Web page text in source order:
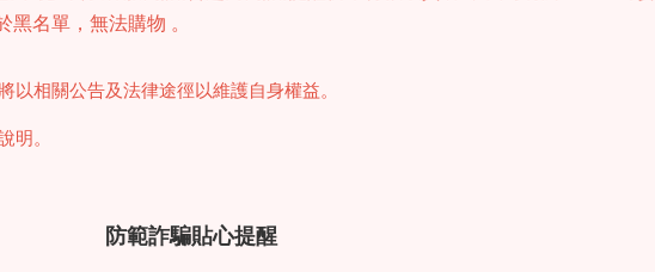
名單，無法購物 。
相關公告及法律途徑以維護自身權益。
明。
防範詐騙貼心提醒